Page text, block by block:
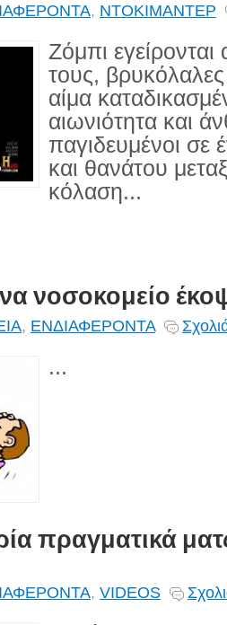
, ΝΤΟΚΙΜΑΝΤΕΡ
Ζόμπι
τους,
αίμα
αιωνιότητα και
παγιδευμένοι
και θανάτου
κόλαση...
νοσοκομείο
, ΕΝΔΙΑΦΕΡΟΝΤΑ
...
πραγματικά
, VIDEOS